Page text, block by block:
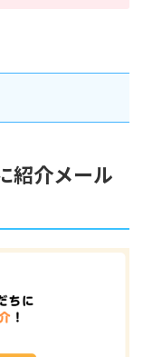
紹介メール